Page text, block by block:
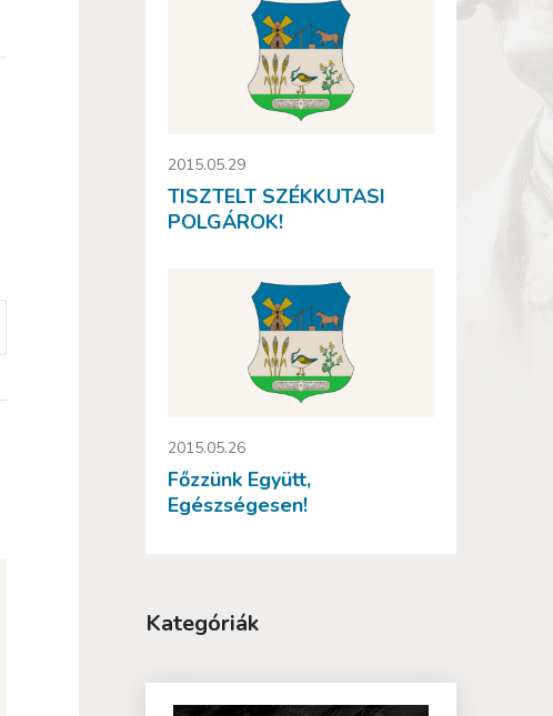
2015.05.29
TISZTELT SZÉKKUTASI
POLGÁROK!
2015.05.26
Főzzünk Együtt,
Egészségesen!
Kategóriák